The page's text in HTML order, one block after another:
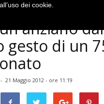
nel fiume
anziano
gesto di un
- 21 Maggio 2012 - ore 11:19
dei cookie.